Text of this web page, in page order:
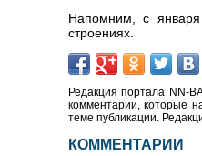
Напомним, с января
строениях.
Редакция портала NN-
комментарии, которые
теме публикации.
КОММЕНТАРИИ